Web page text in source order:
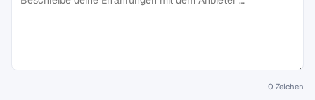
0 Zeichen